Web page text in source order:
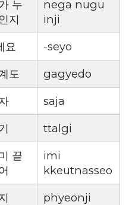
누
지
nega nugu
inji
요
-seyo
도
gagyedo
saja
ttalgi
끝
imi
kkeutnasseo
phyeonji